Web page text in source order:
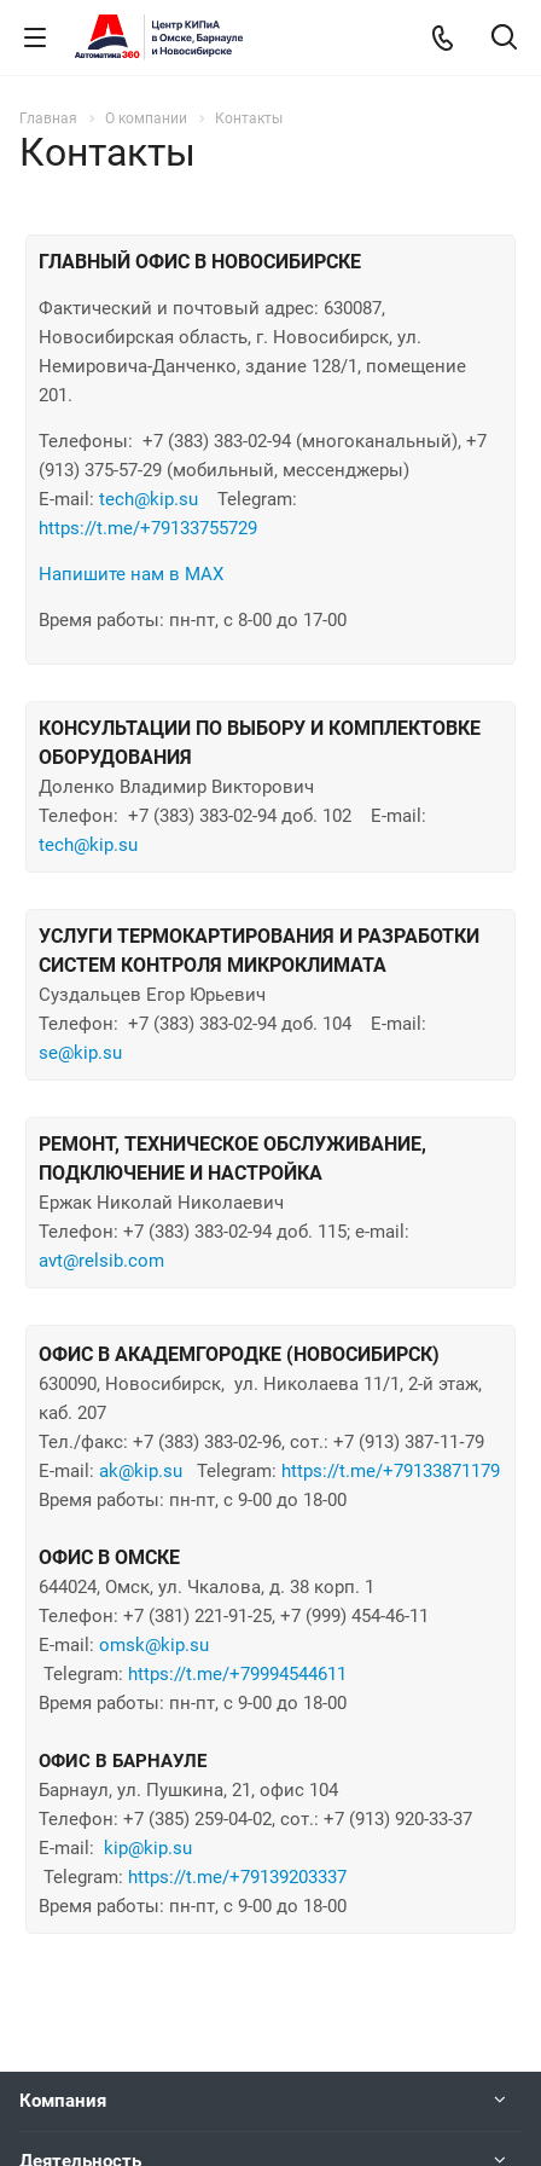
Главная О компании Контакты
Контакты
ГЛАВНЫЙ ОФИС В НОВОСИБИРСКЕ
Фактический и почтовый адрес: 630087,
Новосибирская область, г. Новосибирск, ул.
Немировича-Данченко, здание 128/1, помещение
201.
Телефоны: +7 (383) 383-02-94 (многоканальный), +7
(913) 375-57-29 (мобильный, мессенджеры)
E-mail: tech@kip.su Telegram:
https://t.me/+79133755729
Напишите нам в MAX
Время работы: пн-пт, с 8-00 до 17-00
КОНСУЛЬТАЦИИ ПО ВЫБОРУ И КОМПЛЕКТОВКЕ
ОБОРУДОВАНИЯ
Доленко Владимир Викторович
Телефон: +7 (383) 383-02-94 доб. 102 E-mail:
tech@kip.su
УСЛУГИ ТЕРМОКАРТИРОВАНИЯ И РАЗРАБОТКИ
СИСТЕМ КОНТРОЛЯ МИКРОКЛИМАТА
Суздальцев Егор Юрьевич
Телефон: +7 (383) 383-02-94 доб. 104 E-mail:
se@kip.su
РЕМОНТ, ТЕХНИЧЕСКОЕ ОБСЛУЖИВАНИЕ,
ПОДКЛЮЧЕНИЕ И НАСТРОЙКА
Ержак Николай Николаевич
Телефон: +7 (383) 383-02-94 доб. 115; e-mail:
avt@relsib.com
ОФИС В АКАДЕМГОРОДКЕ (НОВОСИБИРСК)
630090, Новосибирск, ул. Николаева 11/1, 2-й этаж,
каб. 207
Тел./факс: +7 (383) 383-02-96, сот.: +7 (913) 387‐11‐79
E-mail: ak@kip.su Telegram: https://t.me/+79133871179
Время работы: пн-пт, с 9-00 до 18-00
ОФИС В ОМСКЕ
644024, Омск, ул. Чкалова, д. 38 корп. 1
Телефон: +7 (381) 221-91-25, +7 (999) 454-46-11
E-mail: omsk@kip.su
Telegram: https://t.me/+79994544611
Время работы: пн-пт, с 9-00 до 18-00
ОФИС В БАРНАУЛЕ
Барнаул, ул. Пушкина, 21, офис 104
Телефон: +7 (385) 259-04-02, сот.: +7 (913) 920-33-37
E-mail:
kip@kip.su
Telegram: https://t.me/+79139203337
Время работы: пн-пт, с 9-00 до 18-00
Компания
Деятельность